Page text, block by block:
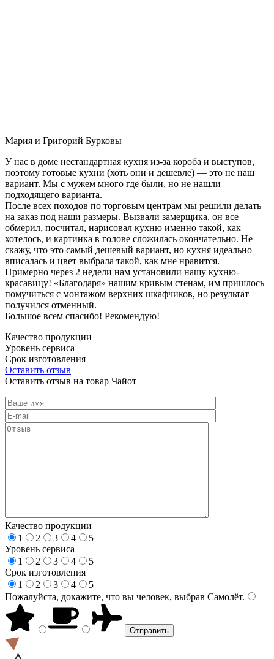
Мария и Григорий Бурковы
У нас в доме нестандартная кухня из-за короба и выступов,
поэтому готовые кухни (хоть они и дешевле) — это не наш
вариант. Мы с мужем много где были, но не нашли
подходящего варианта.
После всех походов по торговым центрам мы решили делать
на заказ под наши размеры. Вызвали замерщика, он все
обмерил, посчитал, нарисовал кухню именно такой, как
хотелось, и картинка в голове сложилась окончательно. Не
скажу, что это самый дешевый вариант, но кухня идеально
вписалась и цвет выбрала такой, как мне нравится.
Примерно через 2 недели нам установили нашу кухню-
красавицу! «Благодаря» нашим кривым стенам, им пришлось
помучиться с монтажом верхних шкафчиков, но результат
получился отменный.
Большое всем спасибо! Рекомендую!
Качество продукции
Уровень сервиса
Срок изготовления
Оставить отзыв
Оставить отзыв на товар Чайот
Качество продукции
1
2 3 4
5
Уровень сервиса
1
2 3 4
5
Срок изготовления
1
2 3 4
5
Пожалуйста, докажите, что вы человек, выбрав Самолёт.